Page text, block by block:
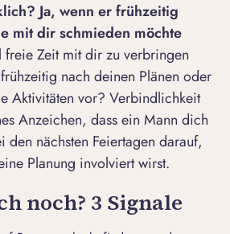
Ja, wenn er frühzeitig
mit dir schmieden möchte
Zeit mit dir zu verbringen
nach deinen Plänen oder
Aktivitäten vor? Verbindlichkeit
Anzeichen, dass ein Mann dich
den nächsten Feiertagen darauf,
Planung involviert wirst.
noch? 3 Signale